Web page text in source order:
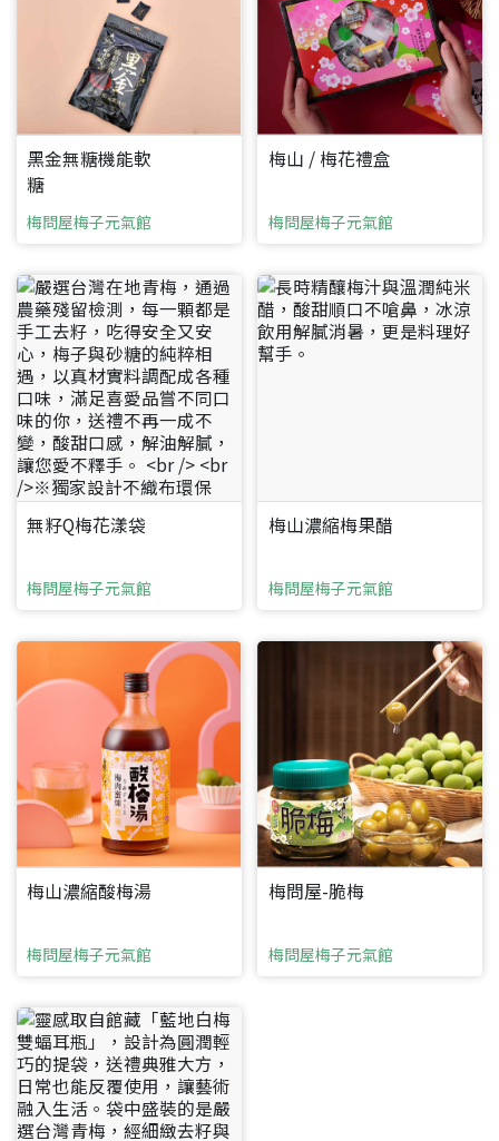
黑金無糖機能軟
糖
梅問屋梅子元氣館
梅山 / 梅花禮盒
梅問屋梅子元氣館
無籽Q梅花漾袋
梅問屋梅子元氣館
梅山濃縮梅果醋
梅問屋梅子元氣館
梅山濃縮酸梅湯
梅問屋梅子元氣館
梅問屋-脆梅
梅問屋梅子元氣館
要註冊嗎？
嗨~這個 LINE 帳號還沒有註冊過，
只要驗證手機號碼就能完成註冊。
您要繼續嗎？
請加入LINE好友
請掃描或點擊 QR code
加入「嘉義優鮮」LINE 好友，
才能繼續註冊喔。
點擊加入 LINE 好友
註冊完成
返回首頁
要申請新產品嗎？
返回首頁
要看申請秘笈嗎？
想知道怎麼做更容易通過審核嗎？
如果你已經準備好了，
直接申請